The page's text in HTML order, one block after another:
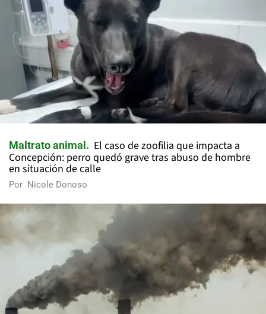
Maltrato animal
El caso de zoofilia que impacta a
Concepción: perro quedó grave tras abuso de hombre
en situación de calle
Por Nicole Donoso